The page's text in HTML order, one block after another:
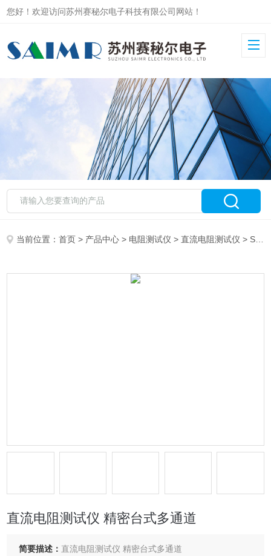
您好！欢迎访问苏州赛秘尔电子科技有限公司网站！
当前位置：首页 > 产品中心 > 电阻测试仪 >直流电阻测试仪 > SAIMR220直流电阻测试仪 精密台式多通道
直流电阻测试仪 精密台式多通道
简要描述： 直流电阻测试仪 精密台式多通道